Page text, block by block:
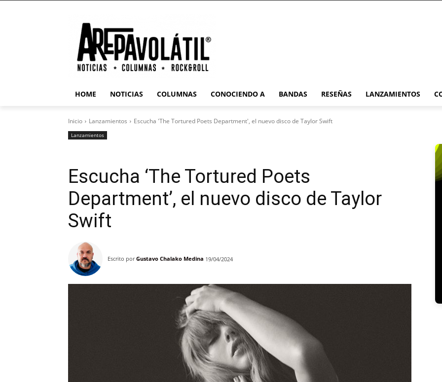
HOME NOTICIAS COLUMNAS CONOCIENDO A BANDAS RESEÑAS LANZAMIENTOS
Inicio Lanzamientos Escucha 'The Tortured Poets Department', el nuevo disco de Taylor Swift
Lanzamientos
Escucha ‘The Tortured Poets
Department’, el nuevo disco de Taylor
Swift
Escrito por Gustavo Chalako Medina 19/04/2024